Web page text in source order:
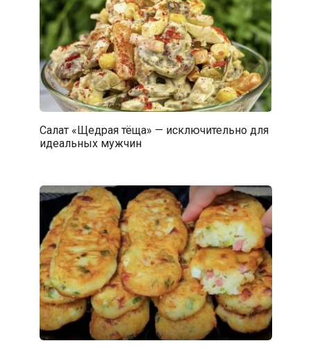
Салат «Щедрая тёща» — исключительно для
идеальных мужчин